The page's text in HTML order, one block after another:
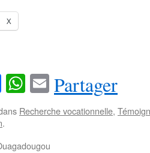
X
Facebook
WhatsApp
Email
Partager
Recherche vocationnelle,
.